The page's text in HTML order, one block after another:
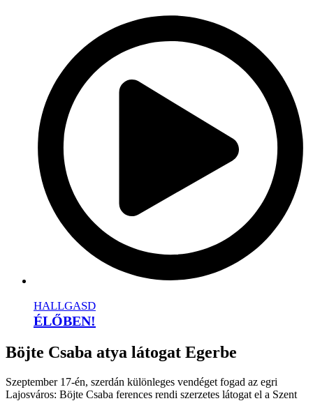
HALLGASD
ÉLŐBEN!
Böjte Csaba atya látogat Egerbe
Szeptember 17-én, szerdán különleges vendéget fogad az egri
Lajosváros: Böjte Csaba ferences rendi szerzetes látogat el a Szent